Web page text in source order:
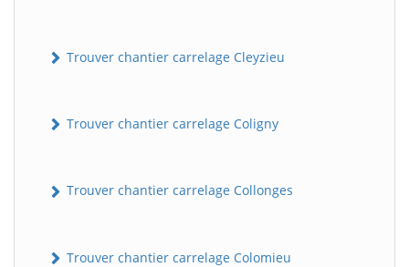
Trouver chantier carrelage Cleyzieu
Trouver chantier carrelage Coligny
Trouver chantier carrelage Collonges
Trouver chantier carrelage Colomieu